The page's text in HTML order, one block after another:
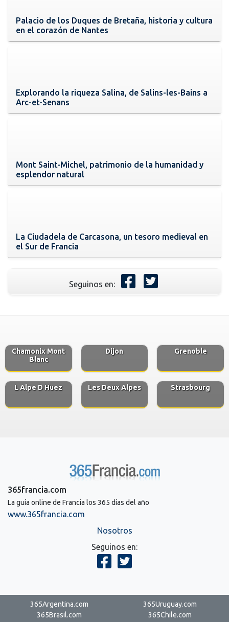
Palacio de los Duques de Bretaña, historia y cultura
en el corazón de Nantes
Explorando la riqueza Salina, de Salins-les-Bains a
Arc-et-Senans
Mont Saint-Michel, patrimonio de la humanidad y
esplendor natural
La Ciudadela de Carcasona, un tesoro medieval en
el Sur de Francia
Seguinos en:
Chamonix Mont
Blanc
Dijon Grenoble
L Alpe D Huez Les Deux Alpes Strasbourg
365francia.com
La guía online de Francia los 365 días del año
www.365francia.com
Nosotros
Seguinos en:
365Argentina.com
365Uruguay.com
365Brasil.com
365Chile.com